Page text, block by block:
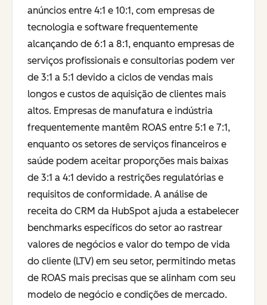
anúncios entre 4:1 e 10:1, com empresas de
tecnologia e software frequentemente
alcançando de 6:1 a 8:1, enquanto empresas de
serviços profissionais e consultorias podem ver
de 3:1 a 5:1 devido a ciclos de vendas mais
longos e custos de aquisição de clientes mais
altos. Empresas de manufatura e indústria
frequentemente mantêm ROAS entre 5:1 e 7:1,
enquanto os setores de serviços financeiros e
saúde podem aceitar proporções mais baixas
de 3:1 a 4:1 devido a restrições regulatórias e
requisitos de conformidade. A análise de
receita do CRM da HubSpot ajuda a estabelecer
benchmarks específicos do setor ao rastrear
valores de negócios e valor do tempo de vida
do cliente (LTV) em seu setor, permitindo metas
de ROAS mais precisas que se alinham com seu
modelo de negócio e condições de mercado.